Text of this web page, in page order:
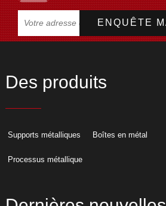
Des produits
Supports métalliques Boîtes en métal
Processus métallique